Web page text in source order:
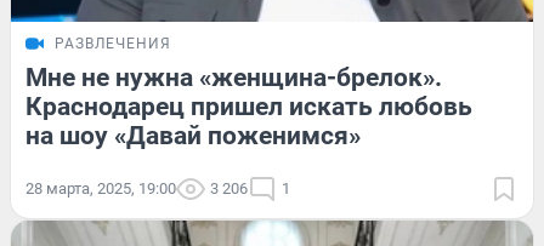
РАЗВЛЕЧЕНИЯ
Мне не нужна «женщина-брелок».
Краснодарец пришел искать любовь
на шоу «Давай поженимся»
28 марта, 2025, 19:00 3 206 1